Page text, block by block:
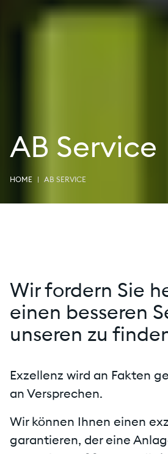
AB Service
HOME AB SERVICE
Wir fordern Sie
einen besseren
unseren zu
Exzellenz wird an Fakten
an Versprechen.
Wir können Ihnen einen
garantieren, der eine